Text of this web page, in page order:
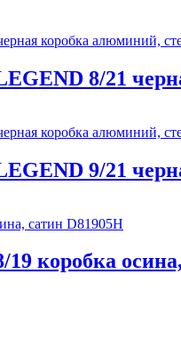
8/21
9/21
коробка